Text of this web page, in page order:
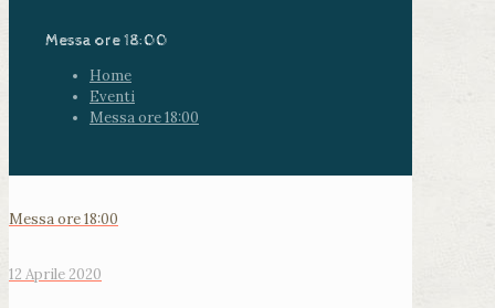
Messa ore 18:00
Home
Eventi
Messa ore 18:00
Messa ore 18:00
12 Aprile 2020